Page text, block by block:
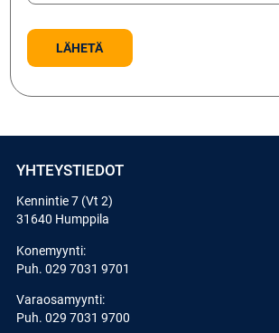
YHTEYSTIEDOT
Kennintie 7 (Vt 2)
31640 Humppila
Konemyynti:
Puh. 029 7031 9701
Varaosamyynti:
Puh. 029 7031 9700